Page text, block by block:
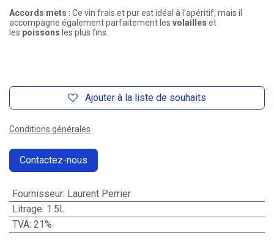
Accords mets : Ce vin frais et pur est idéal à l'apéritif, mais il
accompagne également parfaitement les volailles et
les poissons les plus fins.
Ajouter à la liste de souhaits
Conditions générales
Contactez-nous
Fournisseur: Laurent Perrier
Litrage: 1.5L
TVA: 21%